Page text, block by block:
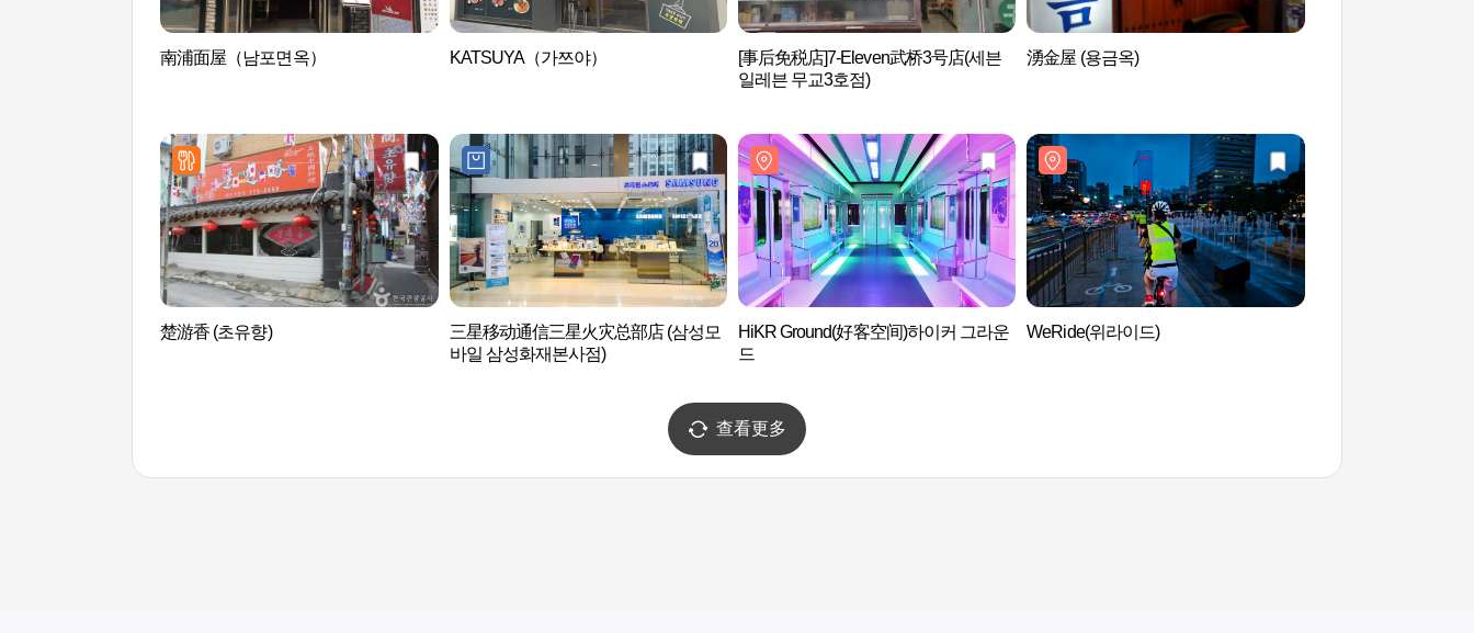
南浦面屋（남포면옥） KATSUYA（가쯔야）
[事后免税店]7-Eleven武桥3号店(세븐
일레븐 무교3호점)
湧金屋 (용금옥)
楚游香 (초유향)
三星移动通信三星火灾总部店 (삼성모
바일 삼성화재본사점)
HiKR Ground(好客空间)하이커 그라운
드
WeRide(위라이드)
查看更多